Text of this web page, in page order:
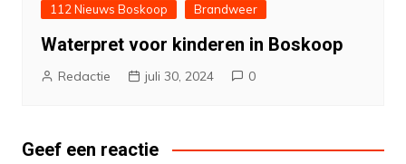
112 Nieuws Boskoop Brandweer
Waterpret voor kinderen in Boskoop
Redactie juli 30, 2024 0
Geef een reactie